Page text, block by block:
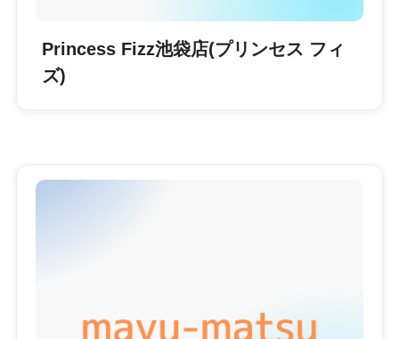
Princess Fizz池袋店(プリンセス フィ
ズ)